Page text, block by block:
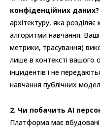
конфіденційних даних?
архітектуру, яка розділяє
алгоритми навчання.
метрики, трасування)
лише в контексті вашого
інцидентів і не
навчання публічних
2. Чи побачить AI
Платформа має